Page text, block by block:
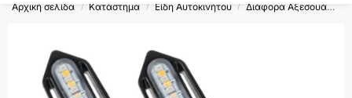
Αρχική σελίδα / Κατάστημα / Είδη Αυτοκινήτου / Διάφορα Αξεσουάρ Αυτοκινήτου